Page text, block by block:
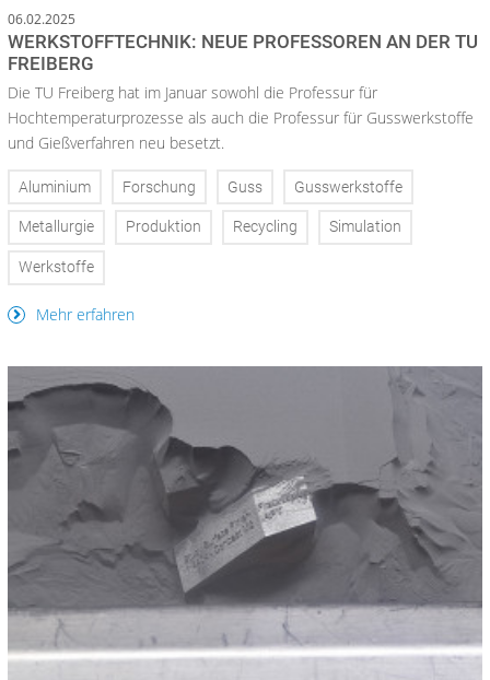
06.02.2025
WERKSTOFFTECHNIK: NEUE PROFESSOREN AN DER TU
FREIBERG
Die TU Freiberg hat im Januar sowohl die Professur für
Hochtemperaturprozesse als auch die Professur für Gusswerkstoffe
und Gießverfahren neu besetzt.
Aluminium Forschung Guss Gusswerkstoffe
Metallurgie Produktion Recycling Simulation
Werkstoffe
Mehr erfahren